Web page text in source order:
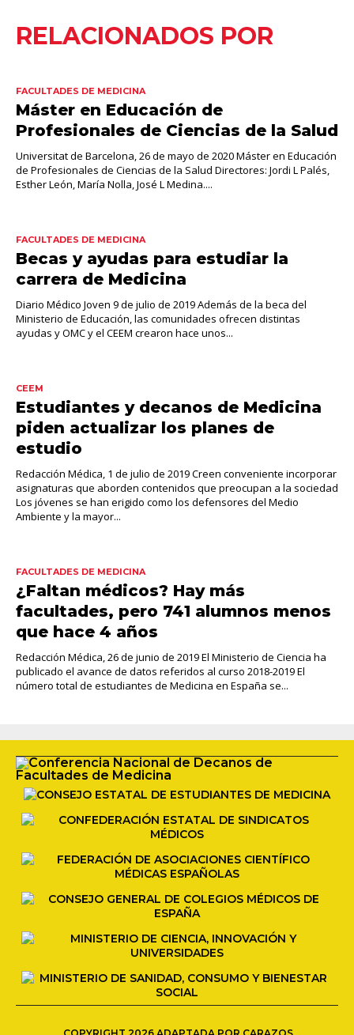
RELACIONADOS POR
FACULTADES DE MEDICINA
Máster en Educación de
Profesionales de Ciencias de la Salud
Universitat de Barcelona, 26 de mayo de 2020 Máster en Educación
de Profesionales de Ciencias de la Salud Directores: Jordi L Palés,
Esther León, María Nolla, José L Medina....
FACULTADES DE MEDICINA
Becas y ayudas para estudiar la
carrera de Medicina
Diario Médico Joven 9 de julio de 2019 Además de la beca del
Ministerio de Educación, las comunidades ofrecen distintas
ayudas y OMC y el CEEM crearon hace unos...
CEEM
Estudiantes y decanos de Medicina
piden actualizar los planes de
estudio
Redacción Médica, 1 de julio de 2019 Creen conveniente incorporar
asignaturas que aborden contenidos que preocupan a la sociedad
Los jóvenes se han erigido como los defensores del Medio
Ambiente y la mayor...
FACULTADES DE MEDICINA
¿Faltan médicos? Hay más
facultades, pero 741 alumnos menos
que hace 4 años
Redacción Médica, 26 de junio de 2019 El Ministerio de Ciencia ha
publicado el avance de datos referidos al curso 2018-2019 El
número total de estudiantes de Medicina en España se...